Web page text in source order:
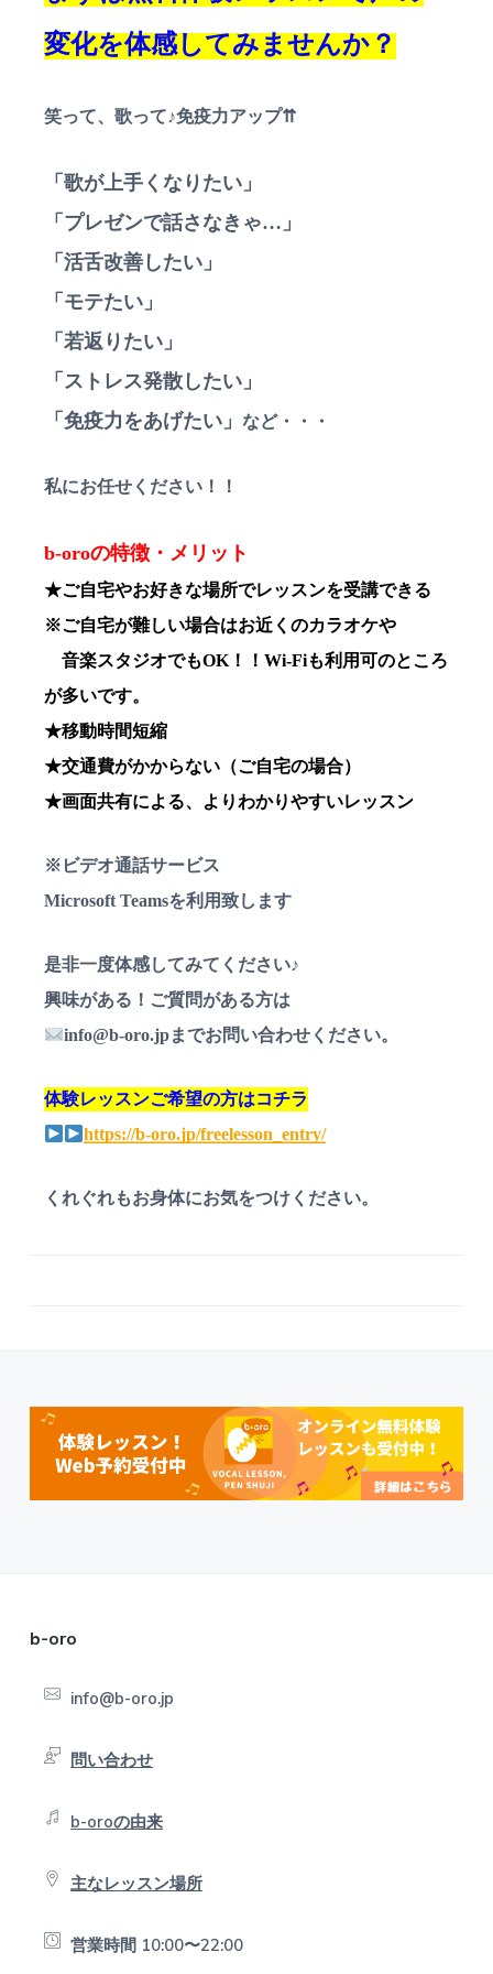
変化を体感してみませんか？
笑って、歌って♪免疫力アップ⇈
「歌が上手くなりたい」
「プレゼンで話さなきゃ…」
「活舌改善したい」
「モテたい」
「若返りたい」
「ストレス発散したい」
「免疫力をあげたい」 など・・・
私にお任せください！！
b-oroの特徴・メリット
★ご自宅やお好きな場所でレッスンを受講できる
※ご自宅が難しい場合はお近くのカラオケや
音楽スタジオでもOK！！Wi-Fiも利用可のところ
が多いです。
★移動時間短縮
★交通費がかからない（ご自宅の場合）
★画面共有による、よりわかりやすいレッスン
※ビデオ通話サービス
Microsoft Teamsを利用致します
是非一度体感してみてください♪
興味がある！ご質問がある方は
info@b-oro.jpまでお問い合わせください。
体験レッスンご希望の方はコチラ
https://b-oro.jp/freelesson_entry/
くれぐれもお身体にお気をつけください。
b-oro
info@b-oro.jp
問い合わせ
b-oroの由来
主なレッスン場所
営業時間 10:00〜22:00